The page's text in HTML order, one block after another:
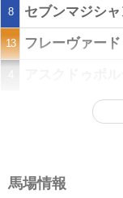
8 セブンマジシ
13 フレーヴァード
馬場情報